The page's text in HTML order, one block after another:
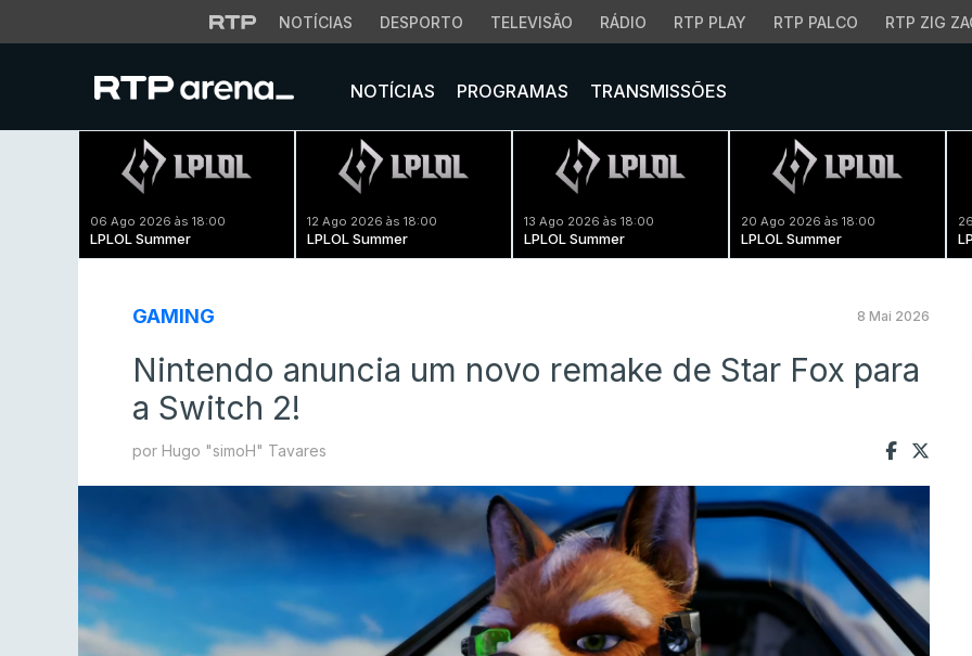
NOTÍCIAS DESPORTO TELEVISÃO RÁDIO RTP PLAY RTP PALCO RTP ZIG
NOTÍCIAS PROGRAMAS TRANSMISSÕES
06 Ago 2026 às 18:00
LPLOL Summer
12 Ago 2026 às 18:00
LPLOL Summer
13 Ago 2026 às 18:00
LPLOL Summer
20 Ago 2026 às 18:00
LPLOL Summer
GAMING 8 Mai 2026
Nintendo anuncia um novo remake de Star Fox para
a Switch 2!
por Hugo "simoH" Tavares